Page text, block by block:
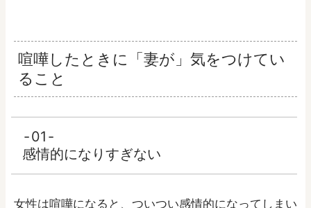
喧嘩したときに「妻が」気をつけてい
ること
01
感情的になりすぎない
女性は喧嘩になると、ついつい感情的になってしまい